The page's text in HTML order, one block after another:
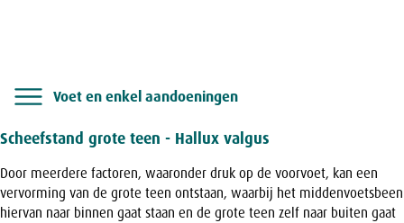
Voet en enkel aandoeningen
Scheefstand grote teen - Hallux valgus
Door meerdere factoren, waaronder druk op de voorvoet, kan een
vervorming van de grote teen ontstaan, waarbij het middenvoetsbeen
hiervan naar binnen gaat staan en de grote teen zelf naar buiten gaat